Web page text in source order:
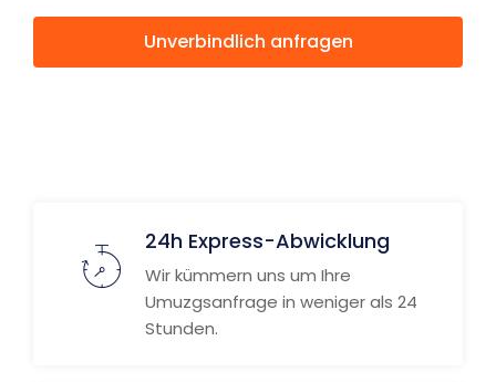
Unverbindlich anfragen
24h Express-Abwicklung
Wir kümmern uns um Ihre
Umuzgsanfrage in weniger als 24
Stunden.